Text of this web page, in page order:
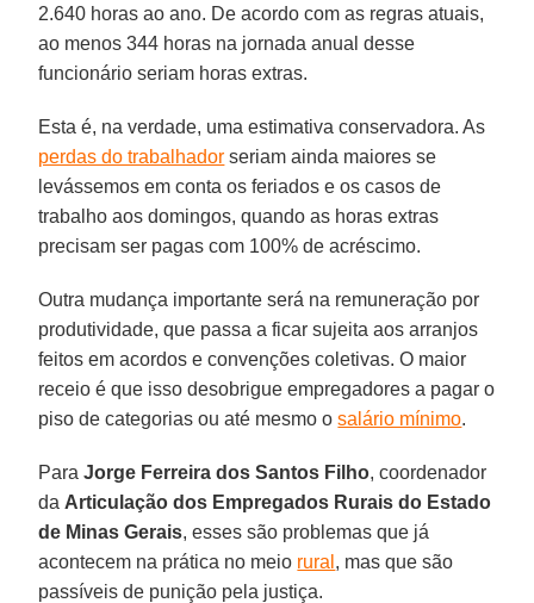
2.640 horas ao ano. De acordo com as regras atuais,
ao menos 344 horas na jornada anual desse
funcionário seriam horas extras.
Esta é, na verdade, uma estimativa conservadora. As
perdas do trabalhador seriam ainda maiores se
levássemos em conta os feriados e os casos de
trabalho aos domingos, quando as horas extras
precisam ser pagas com 100% de acréscimo.
Outra mudança importante será na remuneração por
produtividade, que passa a ficar sujeita aos arranjos
feitos em acordos e convenções coletivas. O maior
receio é que isso desobrigue empregadores a pagar o
piso de categorias ou até mesmo osalário mínimo.
ParaJorge Ferreira dos Santos Filho, coordenador
da Articulação dos Empregados Rurais do Estado
de Minas Gerais, esses são problemas que já
acontecem na prática no meio rural , mas que são
passíveis de punição pela justiça.